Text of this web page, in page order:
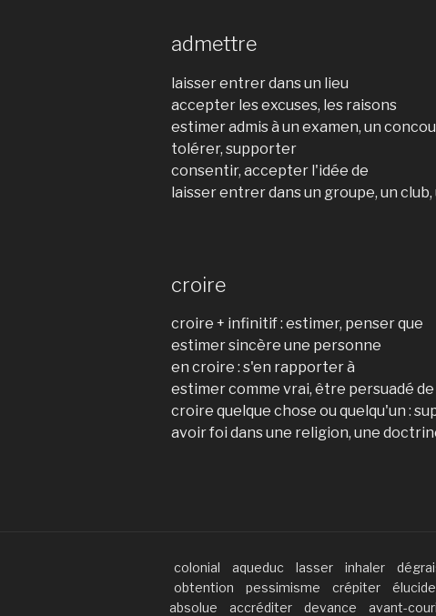
admettre
laisser entrer dans un lieu
accepter les excuses, les raisons
estimer admis à un examen, un
tolérer, supporter
consentir, accepter l'idée de
laisser entrer dans un groupe, un
croire
croire + infinitif : estimer, penser que
estimer sincère une personne
en croire : s'en rapporter à
estimer comme vrai, être persuadé
croire quelque chose ou quelqu'un :
avoir foi dans une religion, une
colonial aqueduc lasser inhaler
obtention
pessimisme crépiter
absolue
accréditer devance avant-